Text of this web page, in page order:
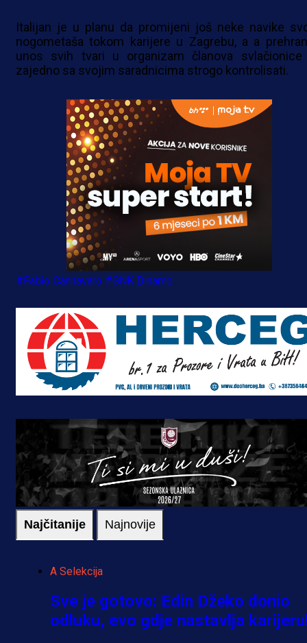
Italijan je u planu da promijeni još neke navike
nogometaša tokom karijere u Zagrebu, a a
unos svih tvari u organizam članova
zajedno sa svojim saradnicima strogo kontrolisati.
#Fabio Cannavaro #GNK Dinamo
Najčitanije Najnovije
A Selekcija
Sve je gotovo: Edin Džeko donio
odluku, evo gdje nastavlja